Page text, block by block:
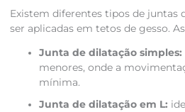
Existem diferentes tipos de juntas
ser aplicadas em tetos de gesso.
Junta de dilatação simples:
menores, onde a
mínima.
Junta de dilatação em L: